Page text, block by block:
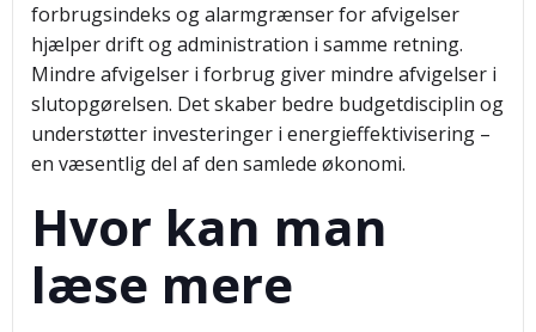
forbrugsindeks og alarmgrænser for afvigelser
hjælper drift og administration i samme retning.
Mindre afvigelser i forbrug giver mindre afvigelser i
slutopgørelsen. Det skaber bedre budgetdisciplin og
understøtter investeringer i energieffektivisering –
en væsentlig del af den samlede økonomi.
Hvor kan man
læse mere